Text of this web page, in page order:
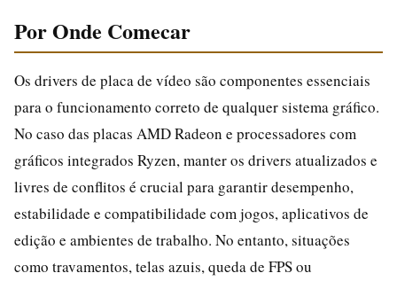
Por Onde Comecar
Os drivers de placa de vídeo são componentes essenciais
para o funcionamento correto de qualquer sistema gráfico.
No caso das placas AMD Radeon e processadores com
gráficos integrados Ryzen, manter os drivers atualizados e
livres de conflitos é crucial para garantir desempenho,
estabilidade e compatibilidade com jogos, aplicativos de
edição e ambientes de trabalho. No entanto, situações
como travamentos, telas azuis, queda de FPS ou